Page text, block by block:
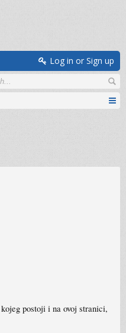
Log in or Sign up
postoji i na ovoj stranici,